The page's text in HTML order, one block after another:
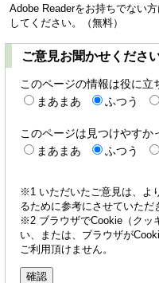
Adobe Readerをお持ちでない
してください。（無料）
ご意見お聞かせくださ
このページの情報は役に立
まあまあ
ふつう
このページは見つけやすか
まあまあ
ふつう
※1 いただいたご意見は、よ
るために参考にさせていただ
※2 ブラウザでCookie（クッ
い、または、ブラウザが
ご利用頂けません。